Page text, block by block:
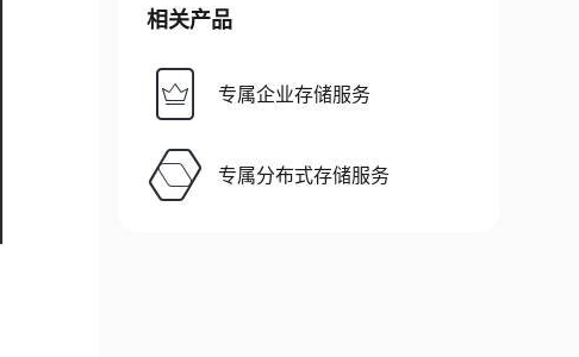
相关产品
专属企业存储服务
专属分布式存储服务